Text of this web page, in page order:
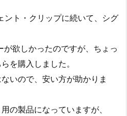
ント・クリップに続いて、シグ
欲しかったのですが、ちょっ
を購入しました。
いので、安い方が助かりま
の製品になっていますが、